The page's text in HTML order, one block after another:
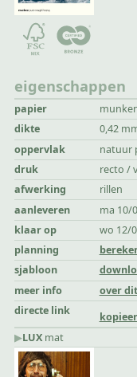
eigenschappen
papier
dikte
0,42
oppervlak
natuur
druk
recto /
afwerking
rillen
aanleveren
ma 10/
klaar op
wo 12/
planning
sjabloon
meer info
over
directe link
▶︎LUX mat